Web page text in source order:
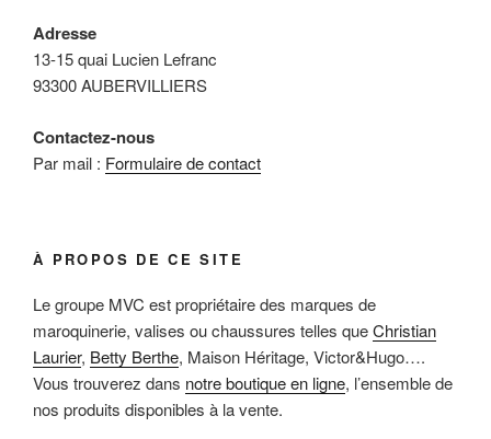
Adresse
13-15 quai Lucien Lefranc
93300 AUBERVILLIERS
Contactez-nous
Par mail : Formulaire de contact
À PROPOS DE CE SITE
Le groupe MVC est propriétaire des marques de
maroquinerie, valises ou chaussures telles queChristian
Laurier, Betty Berthe, Maison Héritage, Victor&Hugo….
Vous trouverez dans notre boutique en ligne, l’ensemble de
nos produits disponibles à la vente.